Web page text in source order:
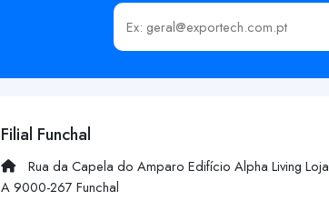
Insira o seu email
Filial Funchal
Rua da Capela do Amparo Edifício Alpha Living Loja
A 9000-267 Funchal